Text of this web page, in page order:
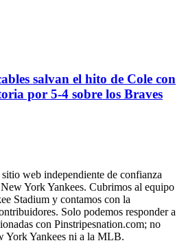
salvan el hito de Cole con
por 5-4 sobre los Braves
web independiente de confianza
York Yankees. Cubrimos al equipo
Stadium y contamos con la
Solo podemos responder a
con Pinstripesnation.com; no
York Yankees ni a la MLB.